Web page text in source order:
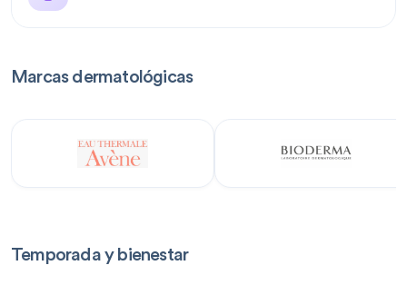
Marcas dermatológicas
Temporada y bienestar